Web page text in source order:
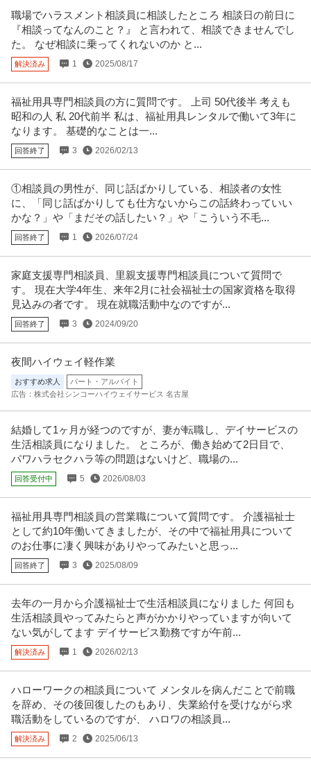
職場でハラスメント相談員に相談したところ 相談日の前日に
『相談ってなんのこと？』 と言われて、相談できませんでし
た。 なぜ相談に乗ってくれないのか と...
解決済み 1 2025/08/17
福祉用具専門相談員の方に質問です。 上司 50代後半 考えも
昭和の人 私 20代前半 私は、福祉用具レンタルで働いて3年に
なります。 基礎的なことは一...
回答終了 3 2026/02/13
①相談員の男性が、同じ話ばかりしている、相談者の女性
に、「同じ話ばかりしても仕方ないからこの話終わっていい
かな？」や「まだその話したい？」や「こういう不毛...
回答終了 1 2026/07/24
家庭支援専門相談員、里親支援専門相談員について質問で
す。 現在大学4年生、来年2月に社会福祉士の国家資格を取得
見込みの者です。 現在就職活動中なのですが...
回答終了 3 2024/09/20
夜間ハイウェイ軽作業
おすすめ求人
パート・アルバイト
広告：株式会社シンコーハイウェイサービス 名古屋
結婚して1ヶ月が経つのですが、妻が転職し、デイサービスの
生活相談員になりました。 ところが、働き始めて2日目で、
パワハラセクハラ等の問題はないけど、職場の...
回答受付中 5 2026/08/03
福祉用具専門相談員の営業職について質問です。 介護福祉士
として約10年働いてきましたが、その中で福祉用具について
のお仕事に凄く興味がありやってみたいと思っ...
回答終了 3 2025/08/09
去年の一月から介護福祉士で生活相談員になりました 何回も
生活相談員やってみたらと声がかかりやっていますが向いて
ない気がしてます デイサービス勤務ですが午前...
解決済み 1 2026/02/13
ハローワークの相談員について メンタルを病んだことで前職
を辞め、その後回復したのもあり、失業給付を受けながら求
職活動をしているのですが、 ハロワの相談員...
解決済み 2 2025/06/13